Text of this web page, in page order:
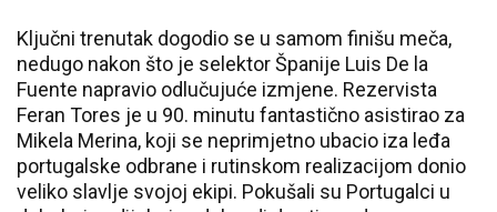
Ključni trenutak dogodio se u samom finišu meča,
nedugo nakon što je selektor Španije Luis De la
Fuente napravio odlučujuće izmjene. Rezervista
Feran Tores je u 90. minutu fantastično asistirao za
Mikela Merina, koji se neprimjetno ubacio iza leđa
portugalske odbrane i rutinskom realizacijom donio
veliko slavlje svojoj ekipi. Pokušali su Portugalci u